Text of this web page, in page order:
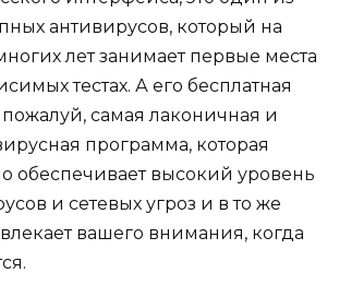
антивирусов, который на
лет занимает первые места
тестах. А его бесплатная
самая лаконичная и
программа, которая
обеспечивает высокий уровень
и сетевых угроз и в то же
вашего внимания, когда